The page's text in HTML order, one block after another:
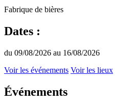
Fabrique de bières
Dates :
du 09/08/2026 au 16/08/2026
Voir les événements Voir les lieux
Événements